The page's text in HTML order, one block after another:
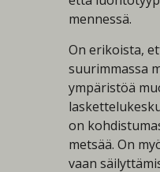
mennessä.
On erikoista,
suurimmassa
ympäristöä
on
metsää. On
vaan